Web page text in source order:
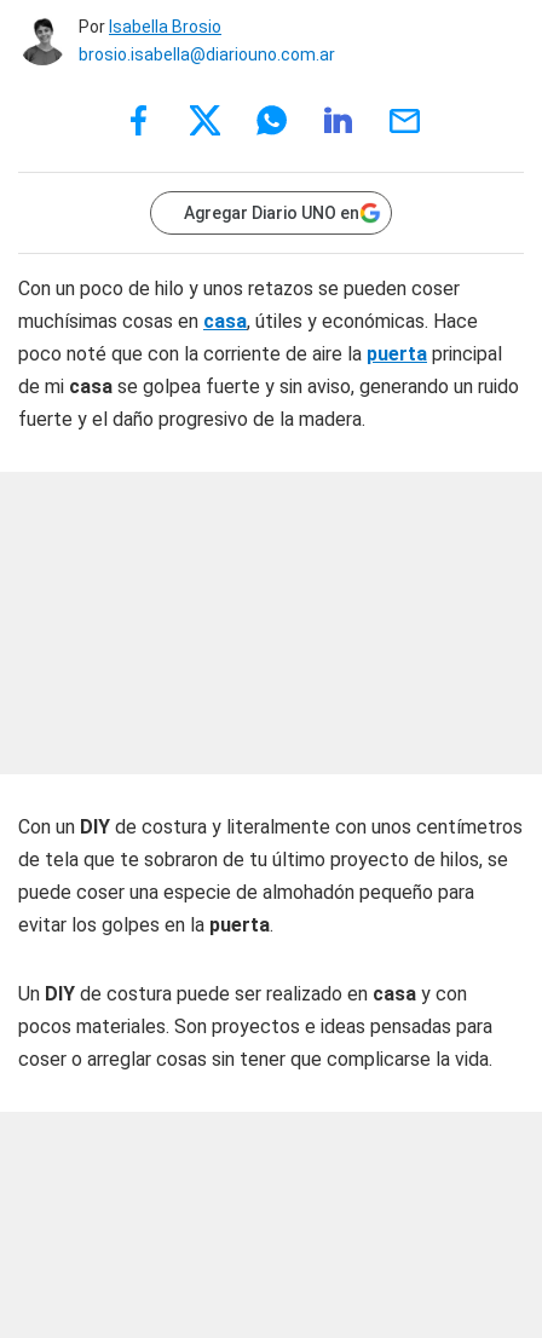
Por Isabella Brosio
brosio.isabella@diariouno.com.ar
Agregar Diario UNO en
Con un poco de hilo y unos retazos se pueden coser
muchísimas cosas en casa, útiles y económicas. Hace
poco noté que con la corriente de aire la puerta principal
de mi casa se golpea fuerte y sin aviso, generando un ruido
fuerte y el daño progresivo de la madera.
Con un DIY de costura y literalmente con unos centímetros
de tela que te sobraron de tu último proyecto de hilos, se
puede coser una especie de almohadón pequeño para
evitar los golpes en la puerta.
Un DIY de costura puede ser realizado en casa y con
pocos materiales. Son proyectos e ideas pensadas para
coser o arreglar cosas sin tener que complicarse la vida.